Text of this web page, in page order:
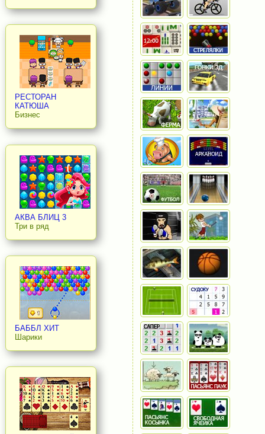
РЕСТОРАН
КАТЮША
Бизнес
АКВА БЛИЦ 3
Три в ряд
БАББЛ ХИТ
Шарики